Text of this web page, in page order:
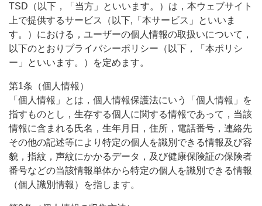
TSD（以下，「当方」といいます。）は，本ウェブサイト
上で提供するサービス（以下,「本サービス」といいま
す。）における，ユーザーの個人情報の取扱いについて，
以下のとおりプライバシーポリシー（以下，「本ポリシ
ー」といいます。）を定めます。
第1条（個人情報）
「個人情報」とは，個人情報保護法にいう「個人情報」を
指すものとし，生存する個人に関する情報であって，当該
情報に含まれる氏名，生年月日，住所，電話番号，連絡先
その他の記述等により特定の個人を識別できる情報及び容
貌，指紋，声紋にかかるデータ，及び健康保険証の保険者
番号などの当該情報単体から特定の個人を識別できる情報
（個人識別情報）を指します。